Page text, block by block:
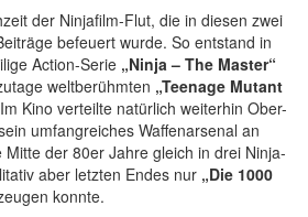
der Ninjafilm-Flut, die in diesen zwei
befeuert wurde. So entstand in
Action-Serie „Ninja – The Master“
weltberühmten „Teenage Mutant
Kino verteilte natürlich weiterhin Ober-
umfangreiches Waffenarsenal an
der 80er Jahre gleich in drei Ninja-
aber letzten Endes nur „Die 1000
konnte.